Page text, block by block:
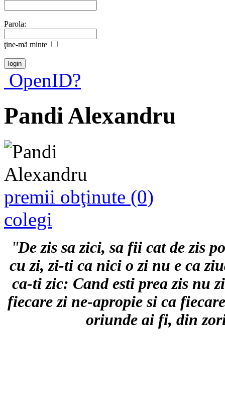
Parola:
ţine-mã minte
OpenID?
Pandi Alexandru
premii obţinute (0)
colegi
"De zis sa zici, sa fii cat de zis
cu zi, zi-ti ca nici o zi nu e ca
ca-ti zic: Cand esti prea zis nu
fiecare zi ne-apropie si ca
oriunde ai fi, din